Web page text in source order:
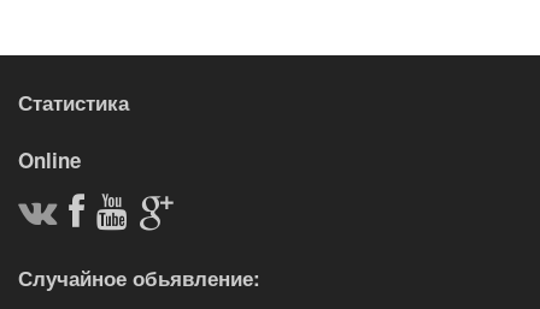
Статистика
Online
Случайное обьявление: